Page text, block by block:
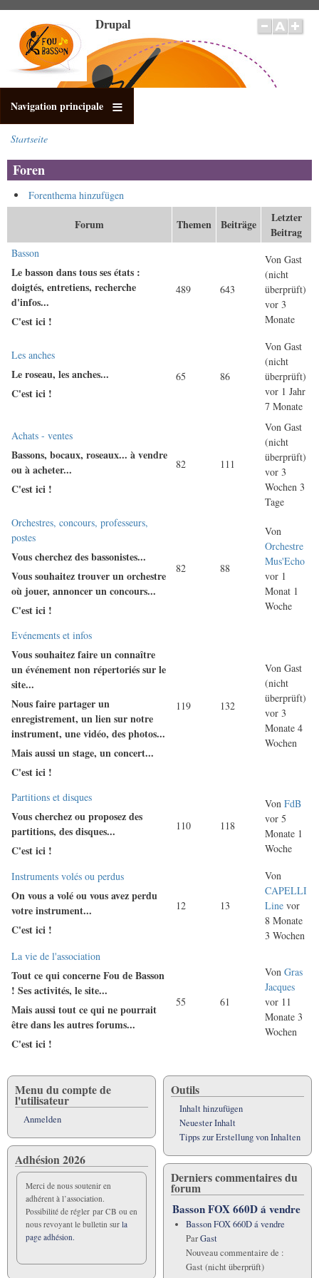
Inhalt
Drupal
Navigation principale
Startseite
Foren
Forenthema hinzufügen
Forum Themen Beiträge
Letzter
Beitrag
Keine
neuen
Beiträge
Basson
Le basson dans tous ses états :
doigtés, entretiens, recherche
d'infos...
C'est ici !
489 643
Von Gast
(nicht
überprüft)
vor 3
Monate
Keine
neuen
Les anches
Le roseau, les anches...
C'est ici !
65 86
Von Gast
(nicht
überprüft)
vor 1 Jahr
7 Monate
Keine
neuen
Beiträge
Achats - ventes
Bassons, bocaux, roseaux... à vendre
ou à acheter...
C'est ici !
82 111
Von Gast
(nicht
überprüft)
vor 3
Wochen 3
Tage
Keine
neuen
Beiträge
Orchestres, concours, professeurs,
postes
Vous cherchez des bassonistes...
Vous souhaitez trouver un orchestre
où jouer, annoncer un concours...
C'est ici !
82 88
Von
Orchestre
Mus'Echo
vor 1
Monat 1
Woche
Keine
neuen
Beiträge
Evénements et infos
Vous souhaitez faire un connaître
un événement non répertoriés sur le
site...
Nous faire partager un
enregistrement, un lien sur notre
instrument, une vidéo, des photos...
Mais aussi un stage, un concert...
C'est ici !
119 132
Von Gast
(nicht
überprüft)
vor 3
Monate 4
Wochen
Keine
neuen
Beiträge
Partitions et disques
Vous cherchez ou proposez des
partitions, des disques...
C'est ici !
110 118
Von FdB
vor 5
Monate 1
Woche
Keine
neuen
Beiträge
Instruments volés ou perdus
On vous a volé ou vous avez perdu
votre instrument...
C'est ici !
12 13
Von
CAPELLI
Line vor
8 Monate
3 Wochen
Keine
neuen
Beiträge
La vie de l'association
Tout ce qui concerne Fou de Basson
! Ses activités, le site...
Mais aussi tout ce qui ne pourrait
être dans les autres forums...
C'est ici !
55 61
Von Gras
Jacques
vor 11
Monate 3
Wochen
Menu du compte de
l'utilisateur
Anmelden
Adhésion 2026
Merci de nous soutenir en
adhérent à l’association.
Possibilité de régler par CB ou en
nous revoyant le bulletin sur la
page adhésion.
Outils
Inhalt hinzufügen
Neuester Inhalt
Tipps zur Erstellung von Inhalten
Derniers commentaires du
forum
Basson FOX 660D á vendre
Basson FOX 660D á vendre
ParGast
Nouveau commentaire de :
Gast (nicht überprüft)